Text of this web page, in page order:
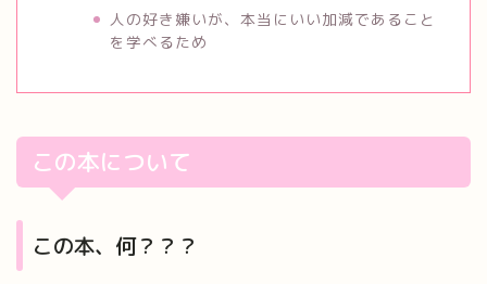
人の好き嫌いが、本当にいい加減であること
を学べるため
この本について
この本、何？？？